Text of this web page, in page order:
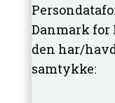
Danmark for
den har/
samtykke: